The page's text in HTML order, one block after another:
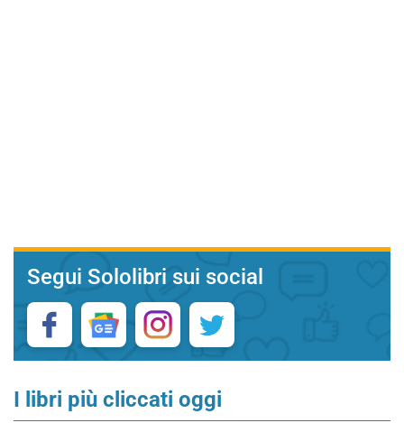
Segui Sololibri sui social
I libri più cliccati oggi